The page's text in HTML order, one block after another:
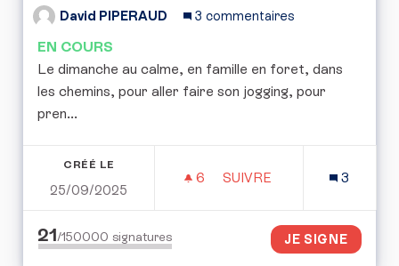
David PIPERAUD 3 commentaires
EN COURS
Le dimanche au calme, en famille en foret, dans
les chemins, pour aller faire son jogging, pour
pren...
CRÉÉ LE
25/09/2025
6 6 ABONNÉS
SUIVRE
3
21/150000 signatures JE SIGNE